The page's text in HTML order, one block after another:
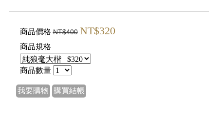
商品價格NT$400 NT$320
商品規格
商品數量
我要購物 購買結帳